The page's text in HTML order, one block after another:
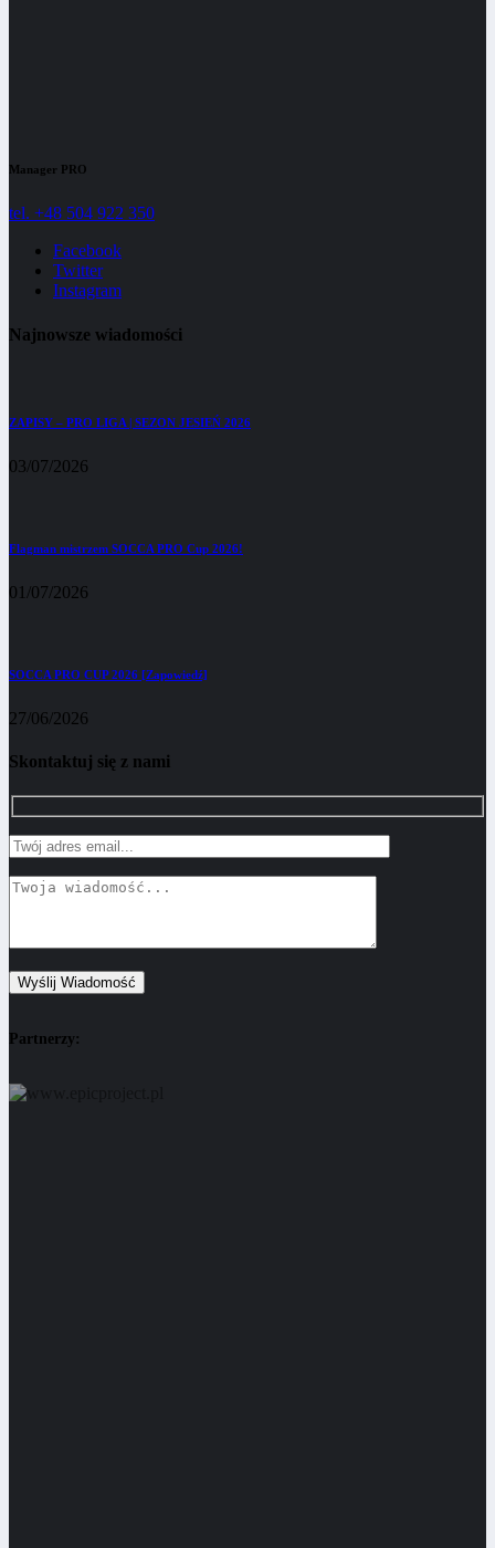
Manager PRO
tel. +48 504 922 350
Facebook
Twitter
Instagram
Najnowsze wiadomości
ZAPISY – PRO LIGA | SEZON JESIEŃ 2026
03/07/2026
Flagman mistrzem SOCCA PRO Cup 2026!
01/07/2026
SOCCA PRO CUP 2026 [Zapowiedź]
27/06/2026
Skontaktuj się z nami
Partnerzy: